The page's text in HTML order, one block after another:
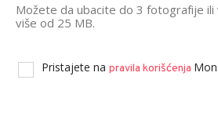
Možete da ubacite do 3 fotografije ili
više od 25 MB.
Pristajete na pravila korišćenja